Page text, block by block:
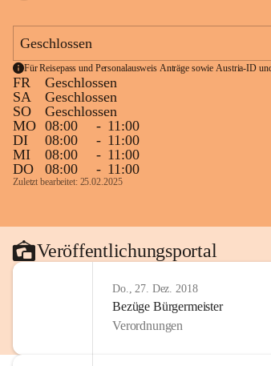
Geschlossen
Für Reisepass und Personalausweis Anträge sowie Austria-ID
FR
Geschlossen
SA
Geschlossen
SO
Geschlossen
MO 08:00 - 11:00
DI
08:00 - 11:00
MI
08:00 - 11:00
DO
08:00 - 11:00
Zuletzt bearbeitet: 25.02.2025
Veröffentlichungsportal
Do., 27. Dez. 2018
Bezüge Bürgermeister
Verordnungen